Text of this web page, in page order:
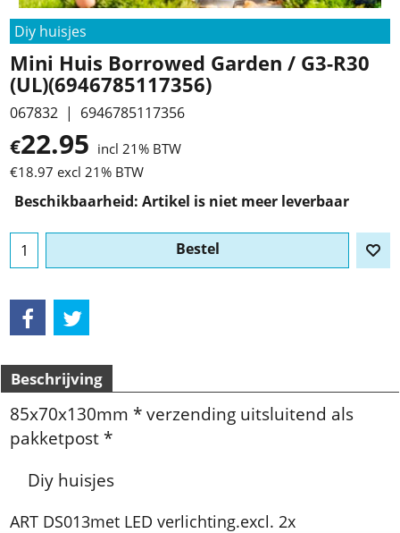
Diy huisjes
Mini Huis Borrowed Garden / G3-R30
(UL)(6946785117356)
067832 6946785117356
€22.95 incl 21% BTW
€18.97 excl 21% BTW
Beschikbaarheid: Artikel is niet meer leverbaar
Bestel
Beschrijving
85x70x130mm * verzending uitsluitend als
pakketpost *
Diy huisjes
ART DS013met LED verlichting.excl. 2x